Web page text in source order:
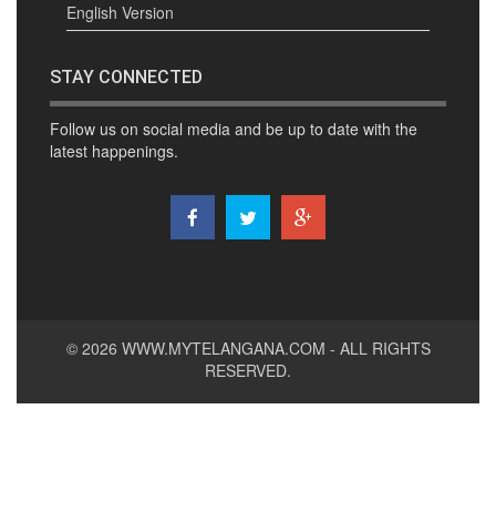
English Version
STAY CONNECTED
Follow us on social media and be up to date with the
latest happenings.
© 2026 WWW.MYTELANGANA.COM - ALL RIGHTS
RESERVED.